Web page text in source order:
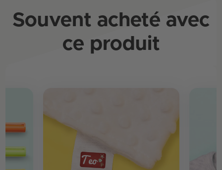
Souvent acheté avec
ce produit